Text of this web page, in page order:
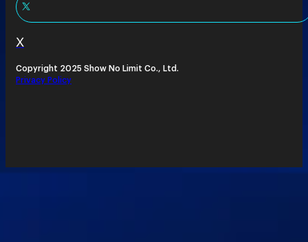
X
Copyright 2025 Show No Limit Co., Ltd.
Privacy Policy